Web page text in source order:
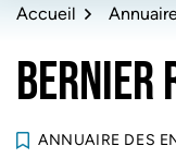
Accueil
BERNIER
ANNUAIRE DES